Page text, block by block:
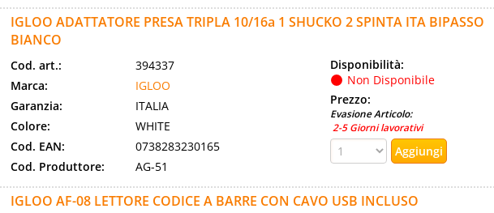
IGLOO ADATTATORE PRESA TRIPLA 10/16a 1 SHUCKO 2 SPINTA ITA BIPASSO
BIANCO
Cod. art.:
394337
Marca:
IGLOO
Garanzia:
ITALIA
Colore:
WHITE
Cod. EAN:
0738283230165
Cod. Produttore:
AG-51
Disponibilità:
Non Disponibile
Prezzo:
Evasione Articolo:
2-5 Giorni lavorativi
IGLOO AF-08 LETTORE CODICE A BARRE CON CAVO USB INCLUSO